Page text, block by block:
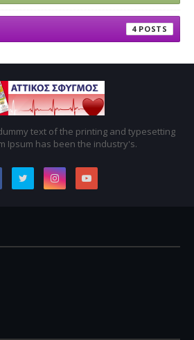
4
text of the printing and typesetting
Ipsum has been the industry's.